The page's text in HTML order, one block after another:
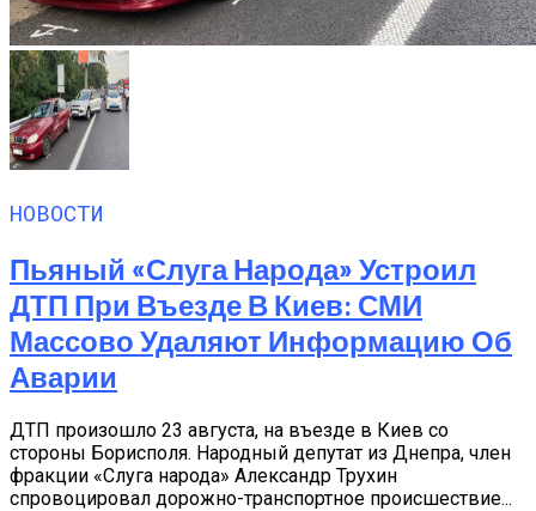
НОВОСТИ
Пьяный «слуга Народа» Устроил
ДТП При Въезде В Киев: СМИ
Массово Удаляют Информацию Об
Аварии
ДТП произошло 23 августа, на въезде в Киев со
стороны Борисполя. Народный депутат из Днепра, член
фракции «Слуга народа» Александр Трухин
спровоцировал дорожно-транспортное происшествие...